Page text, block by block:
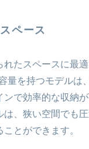
ペース
たスペースに最適
量を持つモデルは
で効率的な収納が
は、狭い空間でも
とができます。